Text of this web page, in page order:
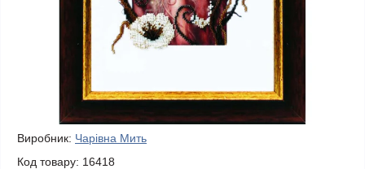
Виробник: Чарівна Мить
Код товару: 16418